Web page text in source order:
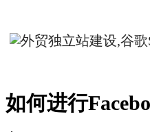
如何进行